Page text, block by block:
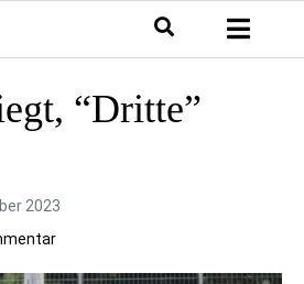
“Dritte”
2023